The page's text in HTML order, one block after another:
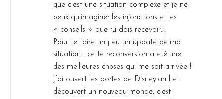
que c’est une situation complexe et je ne
peux qu’imaginer les injonctions et les
« conseils » que tu dois recevoir…
Pour te faire un peu un update de ma
situation : cette reconversion a été une
des meilleures choses qui me soit arrivée !
J’ai ouvert les portes de Disneyland et
découvert un nouveau monde, c’est